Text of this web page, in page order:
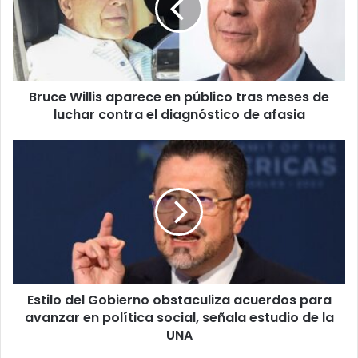
público
tras
meses
de
luchar
contraBruce Willis aparece en público tras meses de
luchar contra el diagnóstico de afasia
política
social,
señala
Estilo del Gobierno obstaculiza acuerdos para
avanzar en política social, señala estudio de la
UNA